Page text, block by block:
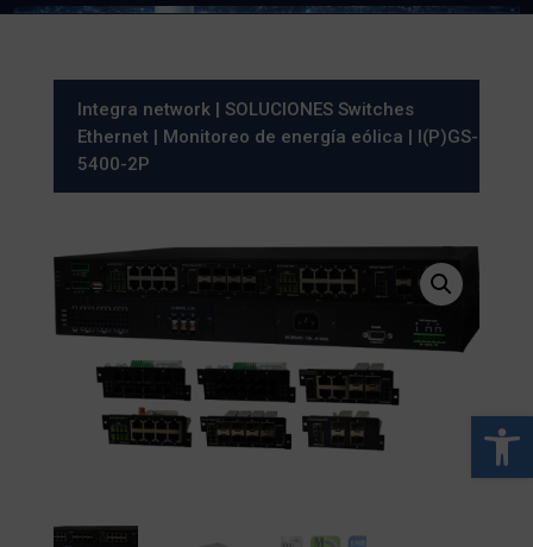
Abrir
Integra network| SOLUCIONES Switches
Ethernet | Monitoreo de energía eólica | I(P)GS-
5400-2P